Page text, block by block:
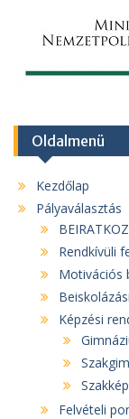
Oldalmenü
Kezdőlap
Pályaválasztás
Rendkívüli
Motivációs
Képzési
Felvételi